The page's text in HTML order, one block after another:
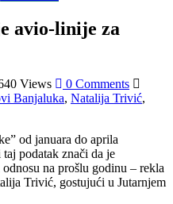
avio-linije za
Views
0 Comments
Banjaluka, Natalija Trivić,
od januara do aprila
podatak znači da je
na prošlu godinu – rekla
Trivić, gostujući u Јutarnjem